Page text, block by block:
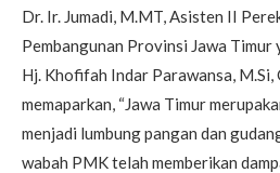
Dr. Ir. Jumadi, M.MT, Asisten II
Pembangunan Provinsi Jawa
Hj. Khofifah Indar Parawansa, M.Si,
memaparkan, “Jawa Timur
menjadi lumbung pangan dan
wabah PMK telah memberikan